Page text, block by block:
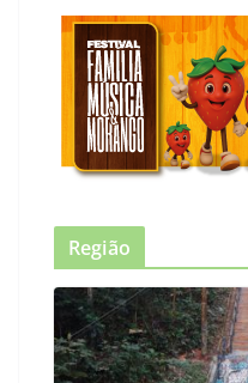
Região